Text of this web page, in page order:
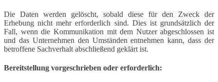
Die Daten werden gelöscht, sobald diese für den Zweck der
Erhebung nicht mehr erforderlich sind. Dies ist grundsätzlich der
Fall, wenn die Kommunikation mit dem Nutzer abgeschlossen ist
und das Unternehmen den Umständen entnehmen kann, dass der
betroffene Sachverhalt abschließend geklärt ist.
Bereitstellung vorgeschrieben oder erforderlich: